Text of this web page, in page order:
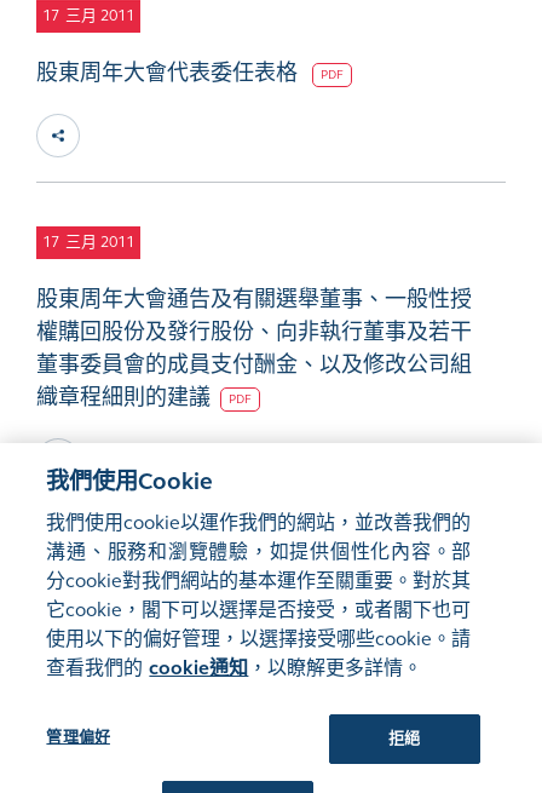
17 三月 2011
股東周年大會代表委任表格 PDF
17 三月 2011
股東周年大會通告及有關選舉董事、一般性授
權購回股份及發行股份、向非執行董事及若干
董事委員會的成員支付酬金、以及修改公司組
織章程細則的建議
PDF
網站地圖
使用條款
隱私聲明
cookie通知
©2016-26 香港交易及結算所有限公司版權所有，翻印必究
我們使用Cookie
我們使用cookie以運作我們的網站，並改善我們的
溝通、服務和瀏覽體驗，如提供個性化內容。部
分cookie對我們網站的基本運作至關重要。對於其
它cookie，閣下可以選擇是否接受，或者閣下也可
使用以下的偏好管理，以選擇接受哪些cookie。請
查看我們的 cookie通知 ，以瞭解更多詳情。
管理偏好 拒絕